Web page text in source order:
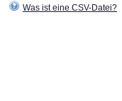
Was ist eine CSV-Datei?